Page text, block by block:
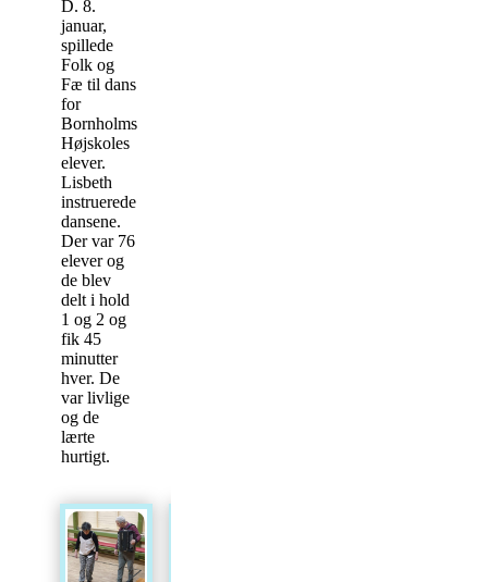
D. 8.
januar,
spillede
Folk og
Fæ til dans
for
Bornholms
Højskoles
elever.
Lisbeth
instruerede
dansene.
Der var 76
elever og
de blev
delt i hold
1 og 2 og
fik 45
minutter
hver. De
var livlige
og de
lærte
hurtigt.